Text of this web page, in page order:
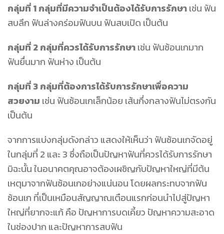
กลุ่มที่ 1กลุ่มที่มีความจำเป็นต้องได้รับการรักษาเช่น ฟัน
สบลึก ฟันล่างคร่อมฟันบน ฟันสบเปิด เป็นต้น
กลุ่มที่ 2กลุ่มที่ควรได้รับการรักษาเช่น ฟันซ้อนเกมาก
ฟันยื่นมาก ฟันห่าง เป็นต้น
กลุ่มที่ 3กลุ่มที่ต้องการได้รับการรักษาเพื่อความ
สวยงาม เช่น ฟันซ้อนเกเล็กน้อย เส้นกึ่งกลางฟันไม่ตรงกัน
เป็นต้น
จากการแบ่งกลุ่มดังกล่าว แสดงให้เห็นว่า ฟันซ้อนเกจัดอยู่
ในกลุ่มที่ 2 และ 3 ซึ่งถือเป็นปัญหาฟันที่ควรได้รับการรักษา
มิฉะนั้น ในอนาคตคุณอาจต้องเผชิญกับปัญหาใหญ่ที่มีต้น
เหตุมาจากฟันซ้อนเกอย่างแน่นอน โดยผลกระทบจากฟัน
ซ้อนเก ที่เป็นเหมือนสัญญาณเตือนแรกก่อนนำไปสู่ปัญหา
ใหญ่ที่ยากจะแก้ คือ ปัญหาการบดเคี้ยว ปัญหาความสะอาด
ในช่องปาก และปัญหาการสบฟัน